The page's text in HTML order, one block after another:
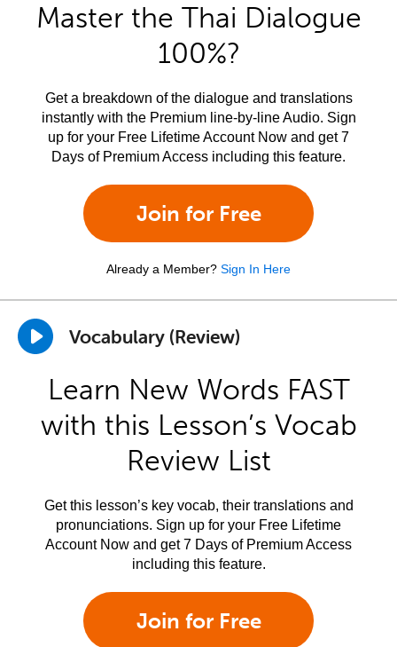
Master the Thai Dialogue
100%?
Get a breakdown of the dialogue and translations
instantly with the Premium line-by-line Audio. Sign
up for your Free Lifetime Account Now and get 7
Days of Premium Access including this feature.
Join for Free
Already a Member? Sign In Here
Vocabulary (Review)
Learn New Words FAST
with this Lesson’s Vocab
Review List
Get this lesson’s key vocab, their translations and
pronunciations. Sign up for your Free Lifetime
Account Now and get 7 Days of Premium Access
including this feature.
Join for Free